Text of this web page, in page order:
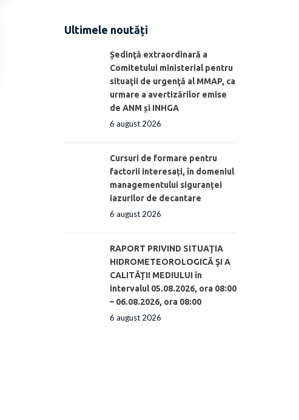
Ultimele noutăți
Ședinţă extraordinară a
Comitetului ministerial pentru
situaţii de urgenţă al MMAP, ca
urmare a avertizărilor emise
de ANM și INHGA
6 august 2026
Cursuri de formare pentru
factorii interesați, în domeniul
managementului siguranței
iazurilor de decantare
6 august 2026
RAPORT PRIVIND SITUAŢIA
HIDROMETEOROLOGICĂ ŞI A
CALITĂŢII MEDIULUI în
intervalul 05.08.2026, ora 08:00
– 06.08.2026, ora 08:00
6 august 2026